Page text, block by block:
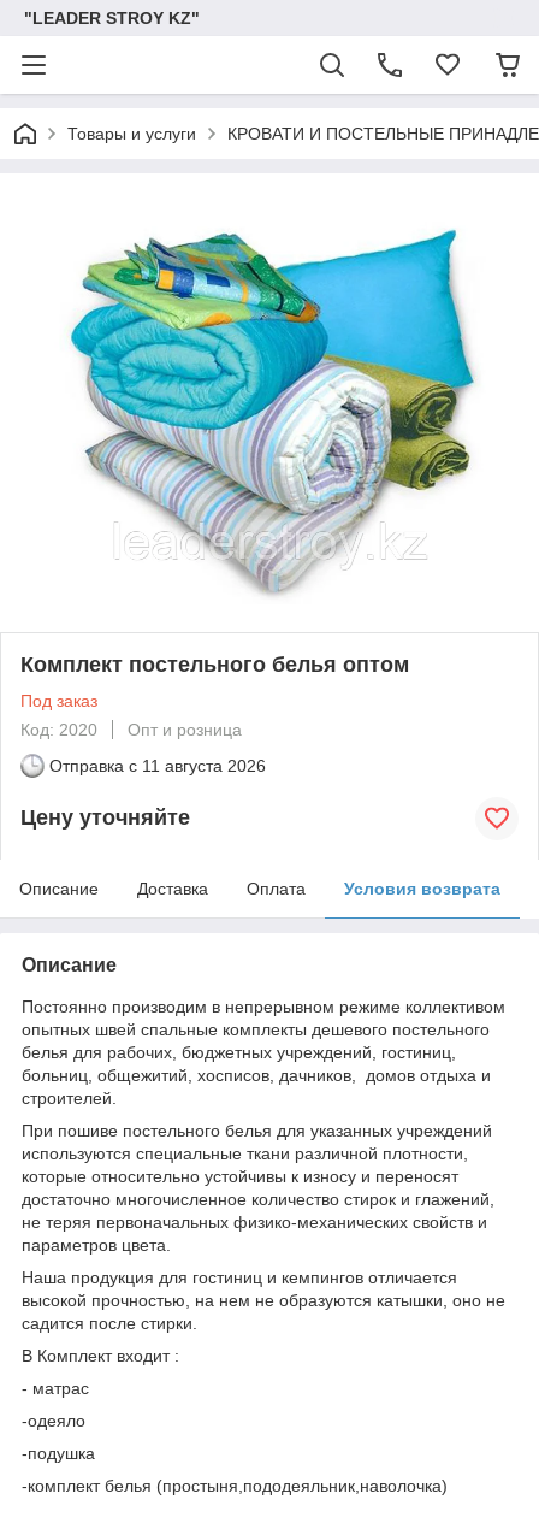
"LEADER STROY KZ"
Товары и услуги КРОВАТИ И ПОСТЕЛЬНЫЕ
Комплект постельного белья оптом
Под заказ
Код: 2020
Опт и розница
Отправка с 11 августа 2026
Цену уточняйте
Описание Доставка Оплата Условия возврата
Описание
Постоянно производим в непрерывном режиме коллективом
опытных швей спальные комплекты дешевого постельного
белья для рабочих, бюджетных учреждений, гостиниц,
больниц, общежитий, хосписов, дачников, домов отдыха и
строителей.
При пошиве постельного белья для указанных учреждений
используются специальные ткани различной плотности,
которые относительно устойчивы к износу и переносят
достаточно многочисленное количество стирок и глажений,
не теряя первоначальных физико-механических свойств и
параметров цвета.
Наша продукция для гостиниц и кемпингов отличается
высокой прочностью, на нем не образуются катышки, оно не
садится после стирки.
В Комплект входит :
- матрас
-одеяло
-подушка
-комплект белья (простыня,пододеяльник,наволочка)